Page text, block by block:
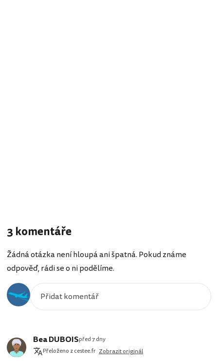
3 komentáře
Žádná otázka není hloupá ani špatná. Pokud známe
odpověď, rádi se o ni podělíme.
Bea DUBOISpřed 7 dny
Přeloženo z cestee.fr Zobrazit originál